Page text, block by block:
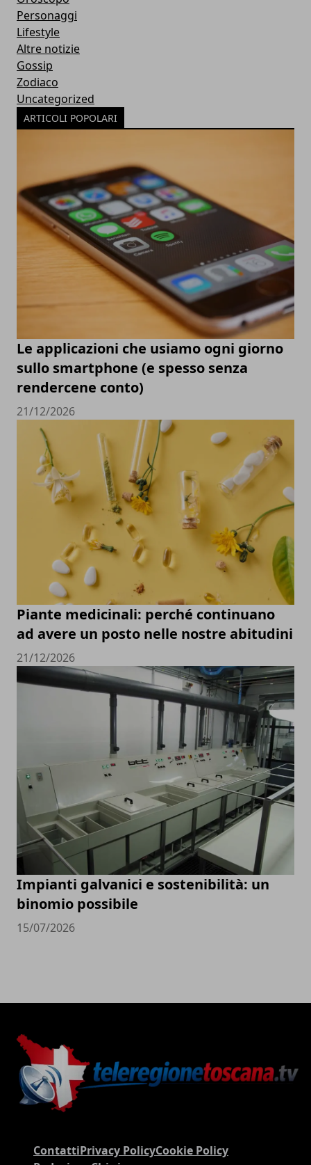
Personaggi
Lifestyle
Altre notizie
Gossip
Zodiaco
Uncategorized
ARTICOLI POPOLARI
Le applicazioni che usiamo ogni giorno
sullo smartphone (e spesso senza
rendercene conto)
21/12/2026
Piante medicinali: perché continuano
ad avere un posto nelle nostre abitudini
21/12/2026
Impianti galvanici e sostenibilità: un
binomio possibile
15/07/2026
ContattiPrivacy PolicyCookie Policy